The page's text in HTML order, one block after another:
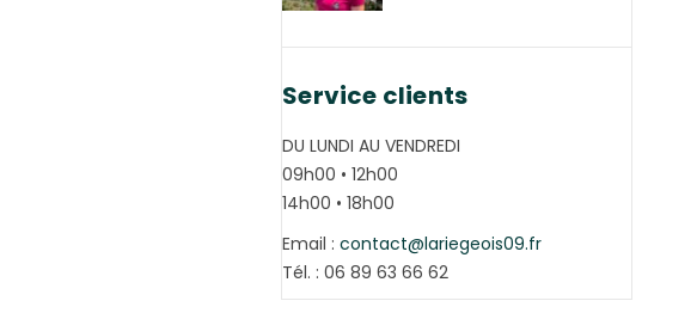
Service clients
DU LUNDI AU VENDREDI
09h00 • 12h00
14h00 • 18h00
Email :contact@lariegeois09.fr
Tél. : 06 89 63 66 62